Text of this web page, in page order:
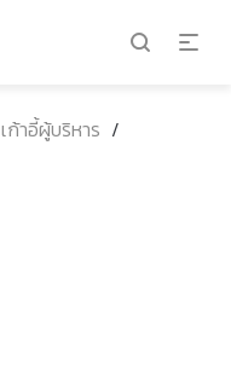
เก้าอี้ผู้บริหาร /